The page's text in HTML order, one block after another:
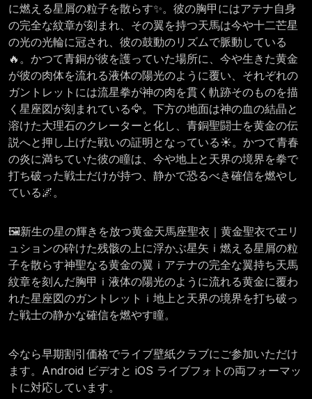
に燃える星屑の粒子を散らす✨。彼の胸甲にはアテナ自身
の完全な紋章が刻まれ、その翼を持つ天馬は今や十二芒星
の光の光輪に冠され、彼の鼓動のリズムで脈動している
🔥。かつて青銅が彼を護っていた場所に、今や生きた黄金
が彼の肉体を流れる液体の陽光のように覆い、それぞれの
ガントレットには流星拳が神の肉を貫く軌跡そのものを描
く星座図が刻まれている🦅。下方の地面は神の血の結晶と
溶けた大理石のクレーターと化し、青銅聖闘士を黄金の伝
説へと押し上げた戦いの証明となっている☀️。かつて青春
の炎に満ちていた彼の瞳は、今や地上と天界の境界を拳で
打ち破った戦士だけが持つ、静かで恐るべき確信を燃やし
ている🌌。
🖼️新生の星の輝きを放つ黄金天馬座聖衣｜黄金聖衣でエリ
ュションの砕けた残骸の上に浮かぶ星矢ｉ燃える星屑の粒
子を散らす神聖なる黄金の翼ｉアテナの完全な翼持ち天馬
紋章を刻んだ胸甲ｉ液体の陽光のように流れる黄金に覆わ
れた星座図のガントレットｉ地上と天界の境界を打ち破っ
た戦士の静かな確信を燃やす瞳。
今なら早期割引価格でライブ壁紙クラブにご参加いただけ
ます。Android ビデオと iOS ライブフォトの両フォーマッ
トに対応しています。